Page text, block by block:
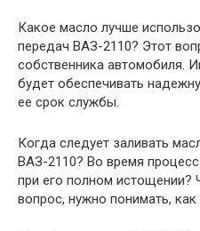
Какое масло лучше
передач ВАЗ-2110? Этот
собственника автомобиля.
будет обеспечивать
ее срок службы.
Когда следует заливать
ВАЗ-2110? Во время
при его полном истощении?
вопрос, нужно понимать,